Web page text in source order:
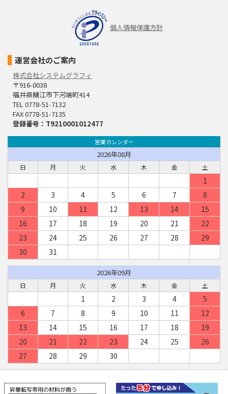
個人情報保護方針
運営会社のご案内
株式会社システムグラフィ
〒916-0038
福井県鯖江市下河端町414
TEL 0778-51-7132
FAX 0778-51-7135
登録番号：T9210001012477
営業カレンダー
2026年08月
日 月 火 水 木 金 土
1
2
3 4 5 6 7
8
9
10 11 12 13 14
15
16
17 18 19 20 21
22
23
24 25 26 27 28
29
30
31
2026年09月
日 月 火 水 木 金 土
1 2 3 4
5
6
7 8 9 10 11
12
13
14 15 16 17 18
19
20
21 22 23 24 25
26
27
28 29 30